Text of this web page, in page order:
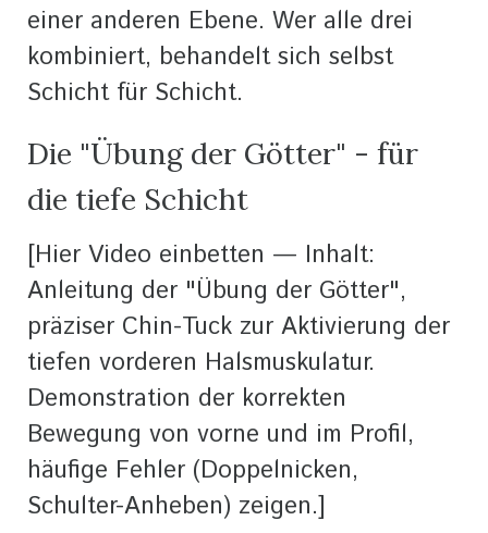
einer anderen Ebene. Wer alle drei
kombiniert, behandelt sich selbst
Schicht für Schicht.
Die "Übung der Götter" - für
die tiefe Schicht
[Hier Video einbetten — Inhalt:
Anleitung der "Übung der Götter",
präziser Chin-Tuck zur Aktivierung der
tiefen vorderen Halsmuskulatur.
Demonstration der korrekten
Bewegung von vorne und im Profil,
häufige Fehler (Doppelnicken,
Schulter-Anheben) zeigen.]